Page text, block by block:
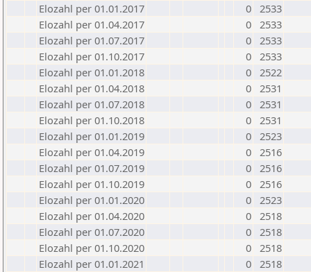
Elozahl per 01.01.2017
0 2533
Elozahl per 01.04.2017
0 2533
Elozahl per 01.07.2017
0 2533
Elozahl per 01.10.2017
0 2533
Elozahl per 01.01.2018
0 2522
Elozahl per 01.04.2018
0 2531
Elozahl per 01.07.2018
0 2531
Elozahl per 01.10.2018
0 2531
Elozahl per 01.01.2019
0 2523
Elozahl per 01.04.2019
0 2516
Elozahl per 01.07.2019
0 2516
Elozahl per 01.10.2019
0 2516
Elozahl per 01.01.2020
0 2523
Elozahl per 01.04.2020
0 2518
Elozahl per 01.07.2020
0 2518
Elozahl per 01.10.2020
0 2518
Elozahl per 01.01.2021
0 2518